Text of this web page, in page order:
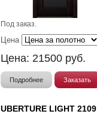
Под заказ.
Цена
Цена: 21500 руб.
Подробнее Заказать
UBERTURE LIGHT 2109